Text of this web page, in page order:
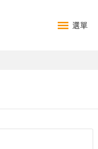
選單